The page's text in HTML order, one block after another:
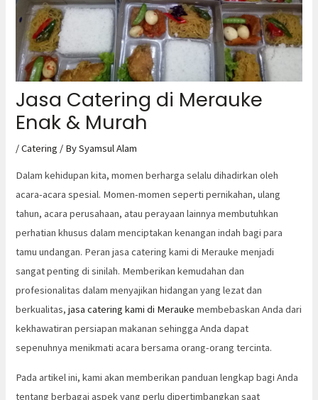
Jasa Catering di Merauke
Enak & Murah
/Catering / BySyamsul Alam
Dalam kehidupan kita, momen berharga selalu dihadirkan oleh
acara-acara spesial. Momen-momen seperti pernikahan, ulang
tahun, acara perusahaan, atau perayaan lainnya membutuhkan
perhatian khusus dalam menciptakan kenangan indah bagi para
tamu undangan. Peran jasa catering kami di Merauke menjadi
sangat penting di sinilah. Memberikan kemudahan dan
profesionalitas dalam menyajikan hidangan yang lezat dan
berkualitas,jasa catering kami di Merauke membebaskan Anda dari
kekhawatiran persiapan makanan sehingga Anda dapat
sepenuhnya menikmati acara bersama orang-orang tercinta.
Pada artikel ini, kami akan memberikan panduan lengkap bagi Anda
tentang berbagai aspek yang perlu dipertimbangkan saat